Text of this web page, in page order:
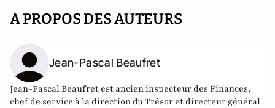
A PROPOS DES AUTEURS
Jean-Pascal Beaufret
Jean-Pascal Beaufret est ancien inspecteur des Finances,
chef de service à la direction du Trésor et directeur général